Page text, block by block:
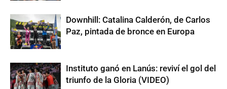
Downhill: Catalina Calderón, de Carlos
Paz, pintada de bronce en Europa
Instituto ganó en Lanús: reviví el gol del
triunfo de la Gloria (VIDEO)